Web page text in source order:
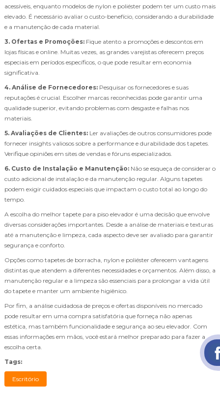
acessíveis, enquanto modelos de nylon e poliéster podem ter um custo mais
elevado. É necessário avaliar o custo-benefício, considerando a durabilidade
e a manutenção de cada material.
3. Ofertas e Promoções: Fique atento a promoções e descontos em
lojas físicas e online. Muitas vezes, as grandes varejistas oferecem preços
especiais em períodos específicos, o que pode resultar em economia
significativa.
4. Análise de Fornecedores: Pesquisar os fornecedores e suas
reputações é crucial. Escolher marcas reconhecidas pode garantir uma
qualidade superior, evitando problemas com desgaste e falhas nos
materiais.
5. Avaliações de Clientes: Ler avaliações de outros consumidores pode
fornecer insights valiosos sobre a performance e durabilidade dos tapetes.
Verifique opiniões em sites de vendas e fóruns especializados.
6. Custo de Instalação e Manutenção: Não se esqueça de considerar o
custo adicional de instalação e da manutenção regular. Alguns tapetes
podem exigir cuidados especiais que impactam o custo total ao longo do
tempo.
A escolha do melhor tapete para piso elevador é uma decisão que envolve
diversas considerações importantes. Desde a análise de materiais e texturas
até a manutenção e limpeza, cada aspecto deve ser avaliado para garantir
segurança e conforto.
Opções como tapetes de borracha, nylon e poliéster oferecem vantagens
distintas que atendem a diferentes necessidades e orçamentos. Além disso, a
manutenção regular e a limpeza são essenciais para prolongar a vida útil
do tapete e manter um ambiente higiênico.
Por fim, a análise cuidadosa de preços e ofertas disponíveis no mercado
pode resultar em uma compra satisfatória que forneça não apenas
estética, mas também funcionalidade e segurança ao seu elevador. Com
essas informações em mãos, você estará melhor preparado para fazer a
escolha certa.
Tags:
Escritório